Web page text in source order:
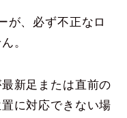
が、必ず不正なロ
。
新足または直前の
に対応できない場